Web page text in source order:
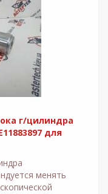
г/цилиндра
для
менять